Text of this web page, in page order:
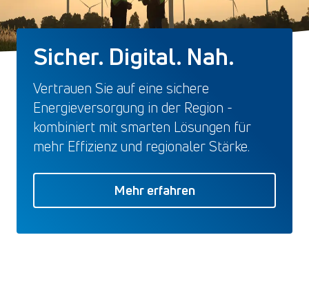
Sicher. Digital. Nah.
Vertrauen Sie auf eine sichere
Energieversorgung in der Region -
kombiniert mit smarten Lösungen für
mehr Effizienz und regionaler Stärke.
Mehr erfahren